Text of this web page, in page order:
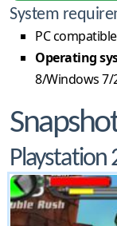
System
PC compatible
Operating
8/Windows 7/
Playstation